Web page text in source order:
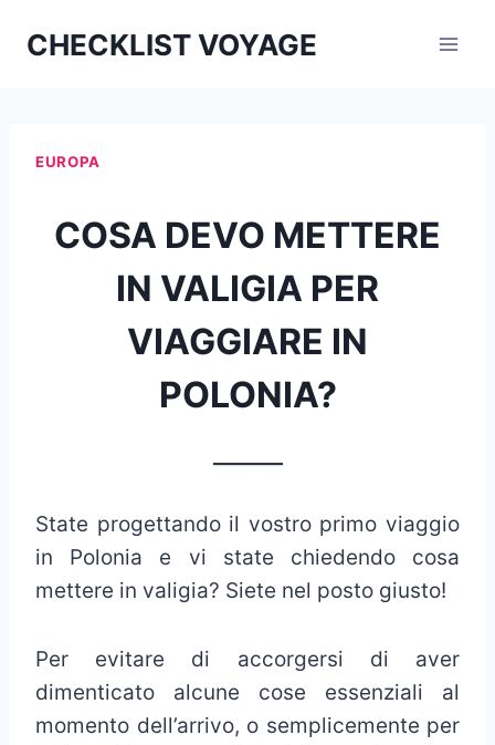
CHECKLIST VOYAGE
EUROPA
COSA DEVO METTERE
IN VALIGIA PER
VIAGGIARE IN
POLONIA?
State progettando il vostro primo viaggio
in Polonia e vi state chiedendo cosa
mettere in valigia? Siete nel posto giusto!
Per evitare di accorgersi di aver
dimenticato alcune cose essenziali al
momento dell’arrivo, o semplicemente per